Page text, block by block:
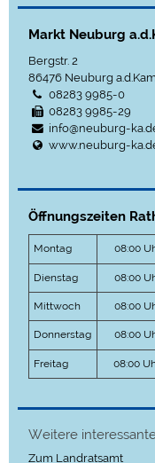
Markt Neuburg
Bergstr. 2
86476 Neuburg
08283 9985-0
08283 9985-29
info@neuburg-
www.neuburg-
Öffnungszeiten
Montag 08:00
Dienstag 08:00
Mittwoch 08:00
Donnerstag 08:00
Freitag 08:00
Weitere
Zum Landratsamt